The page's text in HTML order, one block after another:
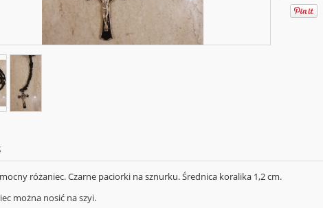
różaniec. Czarne paciorki na sznurku. Średnica koralika 1,2 cm.
można nosić na szyi.